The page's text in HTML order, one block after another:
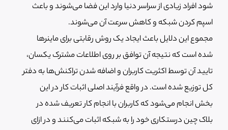
شود افراد زیادی از سراسر دنیا وارد این فضا می‌شوند و باعث
اسپم کردن شبکه و کاهش سرعت آن می‌شوند.
مجموع این دلایل باعث ایجاد یک روش رقابتی برای ماینرها
شده است که نتیجه آن توافق بر روی اطلاعات مشترک یکسان،
تایید آن توسط اکثریت کاربران و اضافه شدن تراکنش‌ها به دفتر
کل توزیع شده است. در واقع فرآیند اصلی اثبات کار در این
بخش انجام می‌شود که کاربران با انجام کار تعریف شده در
بلاک چین درستکاری خود را به شبکه اثبات می‌کنند و در ازای